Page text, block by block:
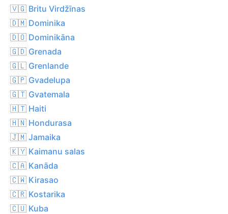
🇻🇬 Britu Virdžīnas
🇩🇲 Dominika
🇩🇴 Dominikāna
🇬🇩 Grenada
🇬🇱 Grenlande
🇬🇵 Gvadelupa
🇬🇹 Gvatemala
🇭🇹 Haiti
🇭🇳 Hondurasa
🇯🇲 Jamaika
🇰🇾 Kaimanu salas
🇨🇦 Kanāda
🇨🇼 Kirasao
🇨🇷 Kostarika
🇨🇺 Kuba